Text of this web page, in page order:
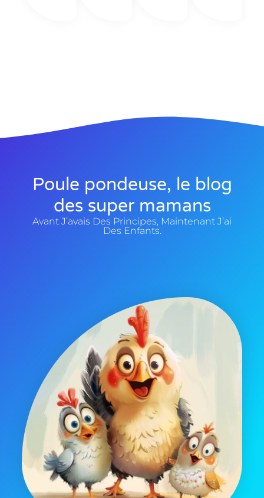
Poule pondeuse, le blog
des super mamans
Avant J’avais Des Principes, Maintenant J’ai
Des Enfants.